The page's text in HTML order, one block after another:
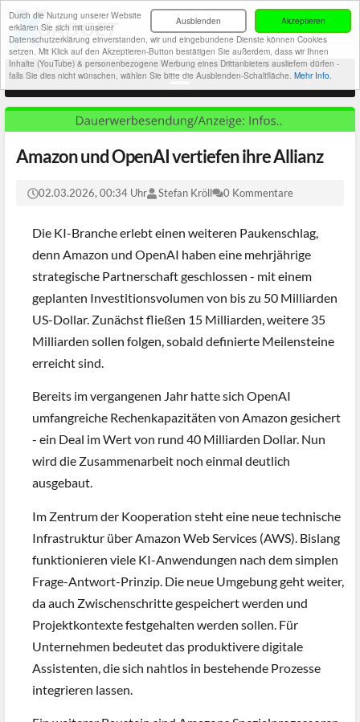
Akzeptieren
Ausblenden
Durch die Nutzung unserer Website
erklären Sie sich mit unserer
Datenschutzerklärung einverstanden, wir und eingebundene Dienste können Cookies
setzen. Mit Klick auf den Akzeptieren-Button bestätigen Sie außerdem, dass wir Ihnen
Inhalte (YouTube) & personenbezogene Werbung eines Drittanbieters ausliefern dürfen -
falls Sie dies nicht wünschen, wählen Sie bitte die Ausblenden-Schaltfläche. Mehr Info.
Amazon und OpenAI vertiefen ihre Allianz
02.03.2026, 00:34 Uhr Stefan Kröll 0 Kommentare
Die KI-Branche erlebt einen weiteren Paukenschlag,
denn Amazon und OpenAI haben eine mehrjährige
strategische Partnerschaft geschlossen - mit einem
geplanten Investitionsvolumen von bis zu 50 Milliarden
US-Dollar. Zunächst fließen 15 Milliarden, weitere 35
Milliarden sollen folgen, sobald definierte Meilensteine
erreicht sind.
Bereits im vergangenen Jahr hatte sich OpenAI
umfangreiche Rechenkapazitäten von Amazon gesichert
- ein Deal im Wert von rund 40 Milliarden Dollar. Nun
wird die Zusammenarbeit noch einmal deutlich
ausgebaut.
Im Zentrum der Kooperation steht eine neue technische
Infrastruktur über Amazon Web Services (AWS). Bislang
funktionieren viele KI-Anwendungen nach dem simplen
Frage-Antwort-Prinzip. Die neue Umgebung geht weiter,
da auch Zwischenschritte gespeichert werden und
Projektkontexte festgehalten werden sollen. Für
Unternehmen bedeutet das produktivere digitale
Assistenten, die sich nahtlos in bestehende Prozesse
integrieren lassen.